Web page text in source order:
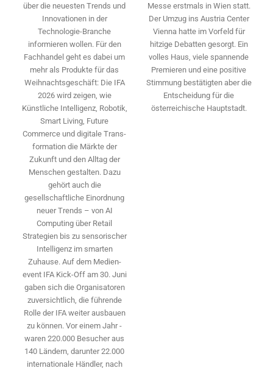
über die neuesten Trends und
Innovationen in der
Technologie-­Branche
informieren wollen. Für den
Fachhandel geht es dabei um
mehr als Produkte für das
Weihnachtsgeschäft: Die IFA
2026 wird ­zeigen, wie
Künstliche Intelligenz, Robotik,
Smart Living, Future
Commerce und digitale Trans­
formation die Märkte der
Zukunft und den Alltag der
Menschen gestalten. Dazu
gehört auch die
gesellschaftliche Einordnung
neuer Trends – von AI
Computing über Retail
Strategien bis zu sensorischer
Intelligenz im smarten
Zuhause. Auf dem Medien­
event IFA Kick-Off am 30. Juni
gaben sich die Organisatoren
zuversichtlich, die führende
Rolle der IFA weiter ausbauen
zu können. Vor einem Jahr ­
waren 220.000 Besucher aus
140 ­Ländern, ­darunter 22.000
internationale Händler, nach
Messe erstmals in Wien statt.
Der Umzug ins Austria Center
Vienna hatte im Vorfeld für
hitzige Debatten gesorgt. Ein
volles Haus, viele spannende
Premieren und eine positive
Stimmung bestätigten aber die
Entscheidung für die
österreichische Hauptstadt.